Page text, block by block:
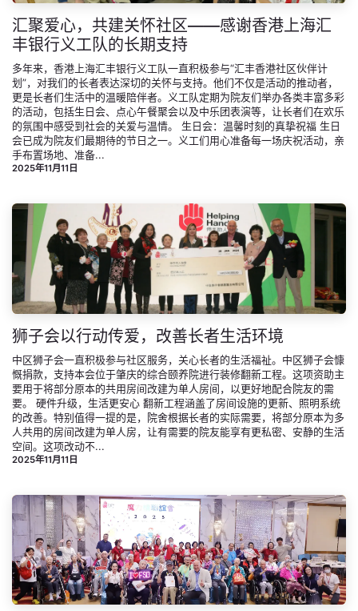
汇聚爱心，共建关怀社区——感谢香港上海汇
丰银行义工队的长期支持
多年来，香港上海汇丰银行义工队一直积极参与“汇丰香港社区伙伴计
划”，对我们的长者表达深切的关怀与支持。他们不仅是活动的推动者，
更是长者们生活中的温暖陪伴者。义工队定期为院友们举办各类丰富多彩
的活动，包括生日会、点心午餐聚会以及中乐团表演等，让长者们在欢乐
的氛围中感受到社会的关爱与温情。 生日会：温馨时刻的真挚祝福 生日
会已成为院友们最期待的节日之一。义工们用心准备每一场庆祝活动，亲
手布置场地、准备...
2025年11月11日
狮子会以行动传爱，改善长者生活环境
中区狮子会一直积极参与社区服务，关心长者的生活福祉。中区狮子会慷
慨捐款，支持本会位于肇庆的综合颐养院进行装修翻新工程。这项资助主
要用于将部分原本的共用房间改建为单人房间，以更好地配合院友的需
要。 硬件升级，生活更安心 翻新工程涵盖了房间设施的更新、照明系统
的改善。特别值得一提的是，院舍根据长者的实际需要，将部分原本为多
人共用的房间改建为单人房，让有需要的院友能享有更私密、安静的生活
空间。这项改动不...
2025年11月11日